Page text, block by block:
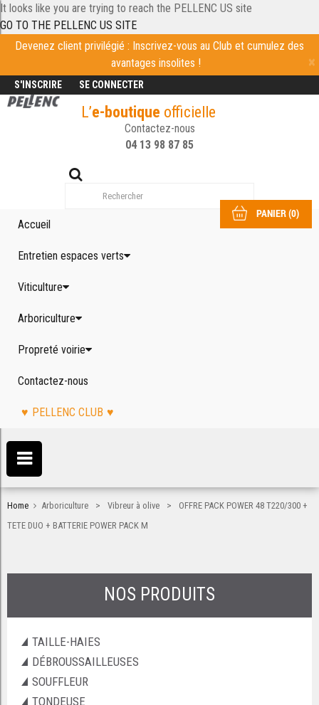
It looks like you are trying to reach the PELLENC US site
GO TO THE PELLENC US SITE
Devenez client privilégié : Inscrivez-vous au Club et cumulez des
avantages insolites !
S'INSCRIRE SE CONNECTER
L’e-boutique officielle
Contactez-nous
04 13 98 87 85
PANIER(0)
Accueil
Entretien espaces verts
Viticulture
Arboriculture
Propreté voirie
Contactez-nous
PELLENC CLUB
Home Arboriculture > Vibreur à olive >
OFFRE PACK POWER 48 T220/300 +
TETE DUO + BATTERIE POWER PACK M
NOS PRODUITS
TAILLE-HAIES
DÉBROUSSAILLEUSES
SOUFFLEUR
TONDEUSE